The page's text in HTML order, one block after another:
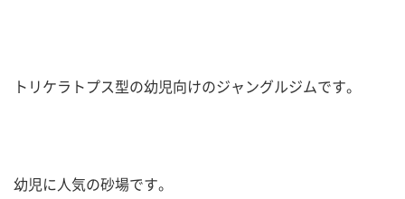
トリケラトプス型の幼児向けのジャングルジムです。
幼児に人気の砂場です。